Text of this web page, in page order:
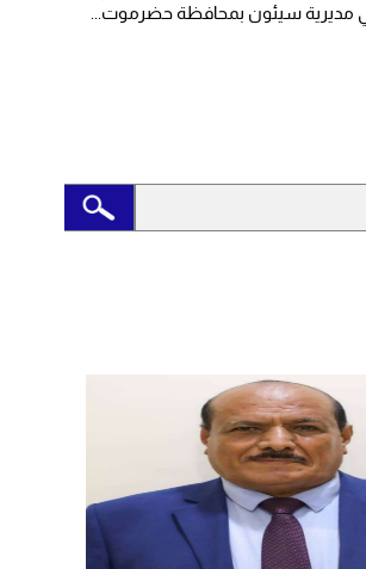
مديرية سيئون بمحافظة حضرموت...